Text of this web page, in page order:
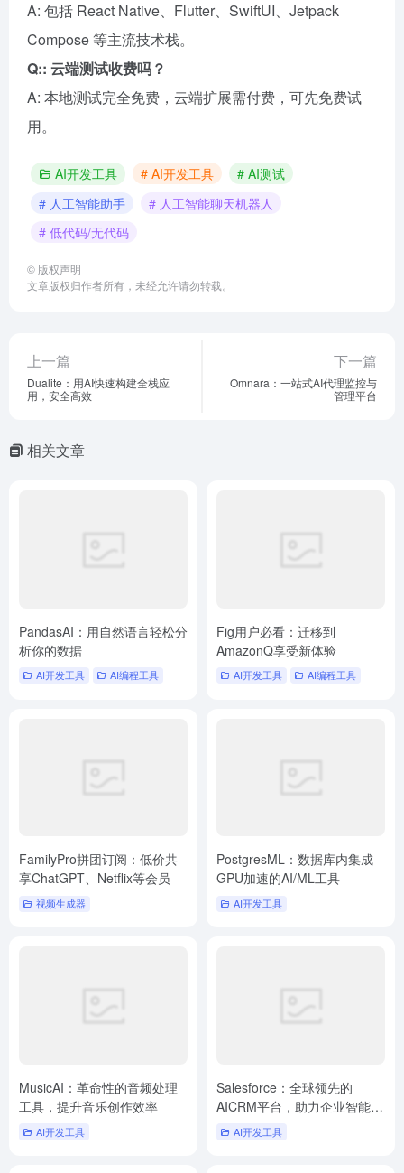
A: 包括 React Native、Flutter、SwiftUI、Jetpack
Compose 等主流技术栈。
Q:: 云端测试收费吗？
A: 本地测试完全免费，云端扩展需付费，可先免费试
用。
AI开发工具 # AI开发工具
# AI测试
# 人工智能助手
# 人工智能聊天机器人
# 低代码/无代码
© 版权声明
文章版权归作者所有，未经允许请勿转载。
上一篇
Dualite：用AI快速构建全栈应
用，安全高效
下一篇
Omnara：一站式AI代理监控与
管理平台
相关文章
PandasAI：用自然语言轻松分
析你的数据
AI开发工具 AI编程工具
Fig用户必看：迁移到
AmazonQ享受新体验
AI开发工具 AI编程工具
FamilyPro拼团订阅：低价共
享ChatGPT、Netflix等会员
视频生成器
PostgresML：数据库内集成
GPU加速的AI/ML工具
AI开发工具
MusicAI：革命性的音频处理
工具，提升音乐创作效率
AI开发工具
Salesforce：全球领先的
AICRM平台，助力企业智能增
长 AI开发工具